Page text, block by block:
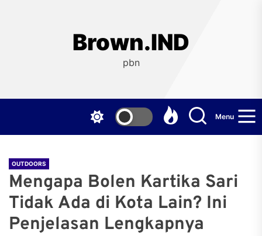
Brown.IND
pbn
Menu
OUTDOORS
Mengapa Bolen Kartika Sari
Tidak Ada di Kota Lain? Ini
Penjelasan Lengkapnya